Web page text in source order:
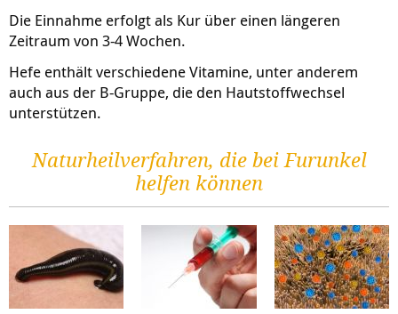
Die Einnahme erfolgt als Kur über einen längeren
Zeitraum von 3-4 Wochen.
Hefe enthält verschiedene Vitamine, unter anderem
auch aus der B-Gruppe, die den Hautstoffwechsel
unterstützen.
Naturheilverfahren, die bei Furunkel
helfen können